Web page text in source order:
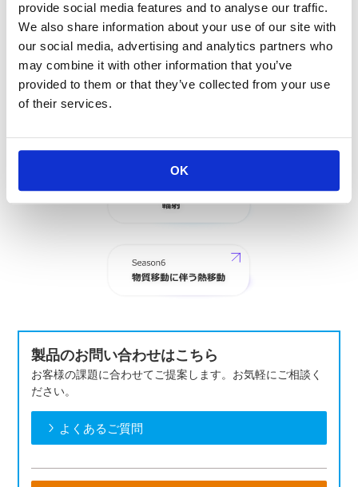
provide social media features and to analyse our traffic.
We also share information about your use of our site with
our social media, advertising and analytics partners who
may combine it with other information that you’ve
provided to them or that they’ve collected from your use
of their services.
OK
製品のお問い合わせはこちら
お客様の課題に合わせてご提案します。お気軽にご相談く
ださい。
よくあるご質問